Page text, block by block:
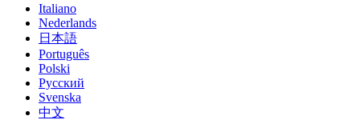
Italiano
Nederlands
日本語
Português
Polski
Русский
Svenska
中文